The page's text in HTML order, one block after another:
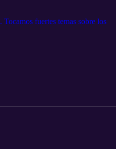
fuertes temas sobre los